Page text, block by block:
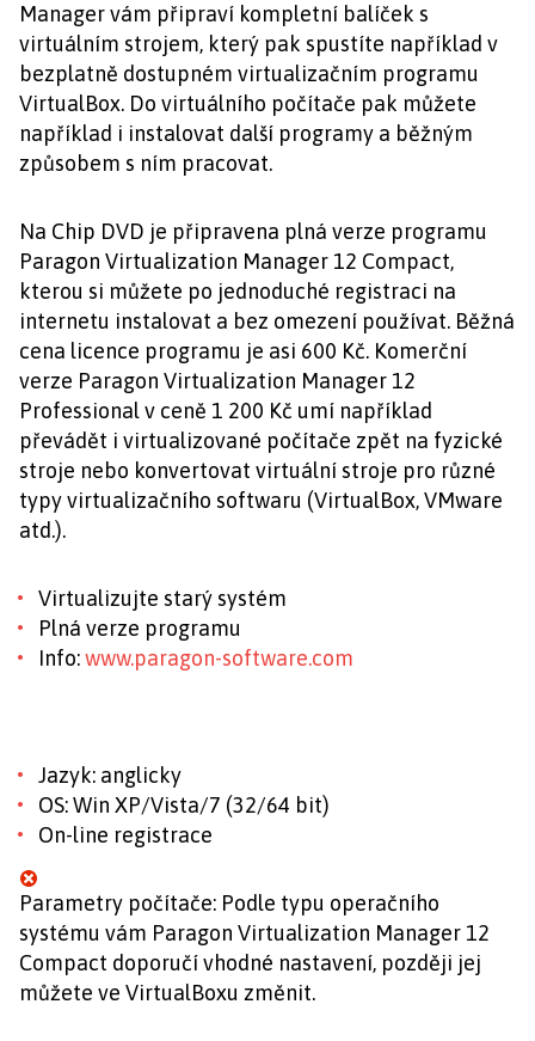
Manager vám připraví kompletní balíček s
virtuálním strojem, který pak spustíte například v
bezplatně dostupném virtualizačním programu
VirtualBox. Do virtuálního počítače pak můžete
například i instalovat další programy a běžným
způsobem s ním pracovat.
Na Chip DVD je připravena plná verze programu
Paragon Virtualization Manager 12 Compact,
kterou si můžete po jednoduché registraci na
internetu instalovat a bez omezení používat. Běžná
cena licence programu je asi 600 Kč. Komerční
verze Paragon Virtualization Manager 12
Professional v ceně 1 200 Kč umí například
převádět i virtualizované počítače zpět na fyzické
stroje nebo konvertovat virtuální stroje pro různé
typy virtualizačního softwaru (VirtualBox, VMware
atd.).
Virtualizujte starý systém
Plná verze programu
Info:www.paragon-software.com
Jazyk: anglicky
OS: Win XP/Vista/7 (32/64 bit)
On-line registrace
Parametry počítače: Podle typu operačního
systému vám Paragon Virtualization Manager 12
Compact doporučí vhodné nastavení, později jej
můžete ve VirtualBoxu změnit.